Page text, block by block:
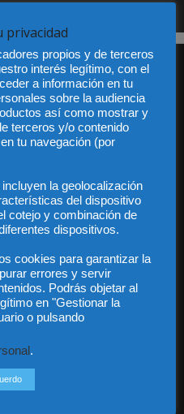
Publicidad
privacidad
propios y de terceros
interés legítimo, con el
a información en tu
sobre la audiencia
así como mostrar y
terceros y/o contenido
tu navegación (por
la geolocalización
del dispositivo
cotejo y combinación de
dispositivos.
cookies para garantizar la
errores y servir
Podrás objetar al
en "Gestionar la
o pulsando
.